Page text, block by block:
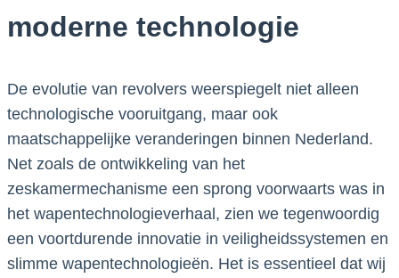
moderne technologie
De evolutie van revolvers weerspiegelt niet alleen
technologische vooruitgang, maar ook
maatschappelijke veranderingen binnen Nederland.
Net zoals de ontwikkeling van het
zeskamermechanisme een sprong voorwaarts was in
het wapentechnologieverhaal, zien we tegenwoordig
een voortdurende innovatie in veiligheidssystemen en
slimme wapentechnologieën. Het is essentieel dat wij